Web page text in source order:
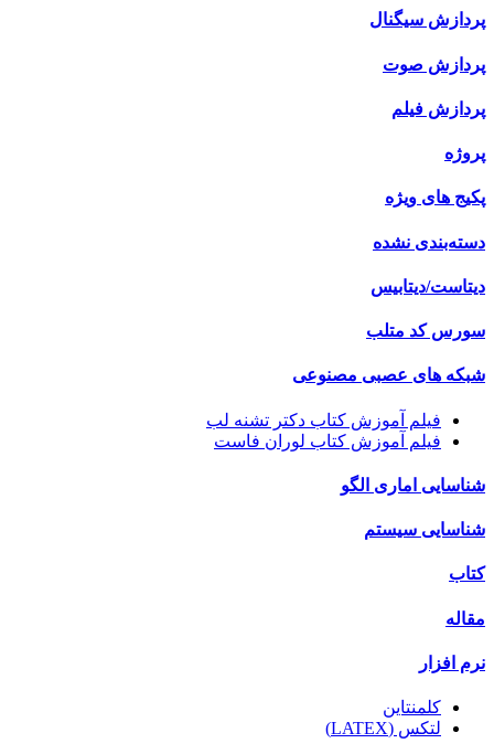
پردازش سیگنال
پردازش صوت
پردازش فیلم
پروژه
پکیج های ویژه
دسته‌بندی نشده
دیتاست/دیتابیس
سورس کد متلب
شبکه های عصبی مصنوعی
فیلم آموزش کتاب دکتر تشنه لب
فیلم آموزش کتاب لوران فاست
شناسایی اماری الگو
شناسایی سیستم
کتاب
مقاله
نرم افزار
کلمنتاین
لتکس (LATEX)